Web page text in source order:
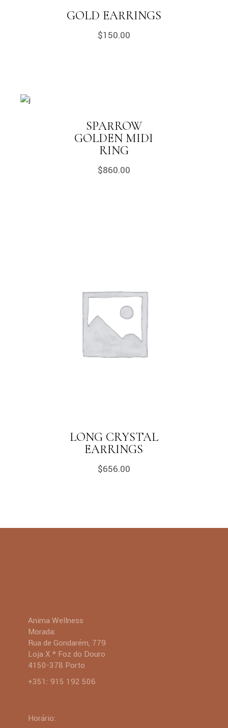
GOLD EARRINGS
$150.00
SPARROW
GOLDEN MIDI
RING
$860.00
LONG CRYSTAL
EARRINGS
$656.00
Anima Wellness
Morada:
Rua de Gondarém, 779
Loja X * Foz do Douro
4150-378 Porto
+351: 915 192 506
Horário: